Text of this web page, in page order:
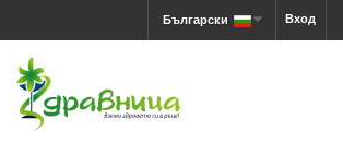
Вход
Български